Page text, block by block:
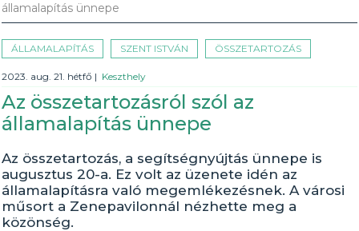
államalapítás ünnepe
ÁLLAMALAPÍTÁS SZENT ISTVÁN ÖSSZETARTOZÁS
2023. aug. 21. hétfő | Keszthely
Az összetartozásról szól az
államalapítás ünnepe
Az összetartozás, a segítségnyújtás ünnepe is
augusztus 20-a. Ez volt az üzenete idén az
államalapításra való megemlékezésnek. A városi
műsort a Zenepavilonnál nézhette meg a
közönség.